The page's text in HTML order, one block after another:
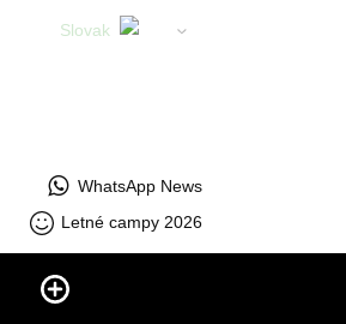
Slovak
WhatsApp News
Letné campy 2026